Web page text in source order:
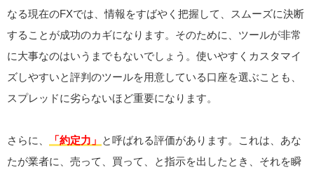
なる現在のFXでは、情報をすばやく把握して、スムーズに決断
することが成功のカギになります。そのために、ツールが非常
に大事なのはいうまでもないでしょう。使いやすくカスタマイ
ズしやすいと評判のツールを用意している口座を選ぶことも、
スプレッドに劣らないほど重要になります。
さらに、 「約定力」 と呼ばれる評価があります。これは、あな
たが業者に、売って、買って、と指示を出したとき、それを瞬